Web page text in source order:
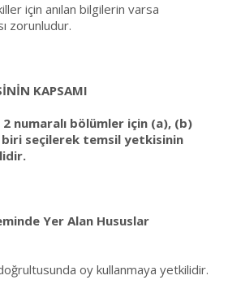
için anılan bilgilerin varsa
zorunludur.
KAPSAMI
2 numaralı bölümler için (a), (b)
biri seçilerek temsil yetkisinin
Yer Alan Hususlar
oy kullanmaya yetkilidir.